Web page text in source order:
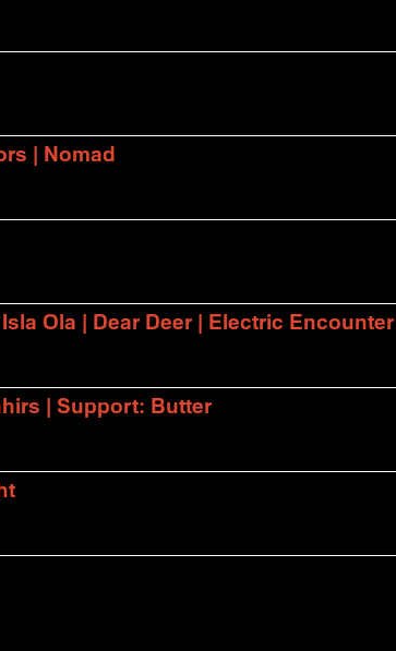
| Nomad
Ola | Dear Deer | Electric Encounter
| Support: Butter